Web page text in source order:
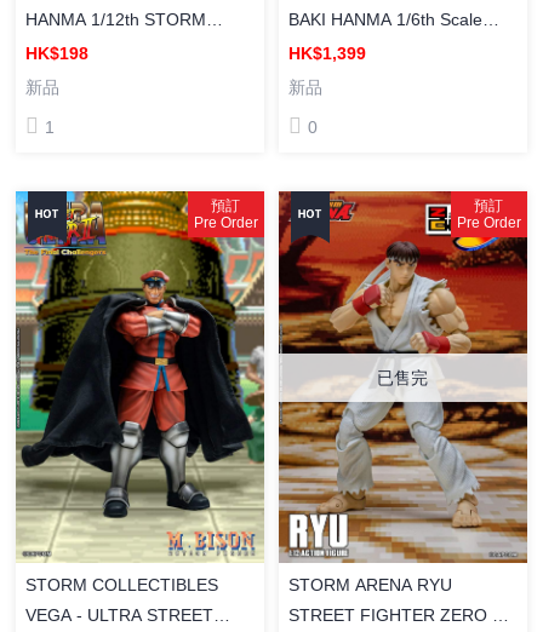
HANMA 1/12th STORM
ARENA 範馬刃牙 塗裝成品
HK$198
新品
1
BAKI HANMA 1/6th Scale
Collectible Action Figure 範馬
刃牙 成品可動人偶
HK$1,399
新品
0
預訂
Pre Order
STORM COLLECTIBLES
VEGA - ULTRA STREET
預訂
Pre Order
已售完
STORM ARENA RYU
STREET FIGHTER ZERO 3